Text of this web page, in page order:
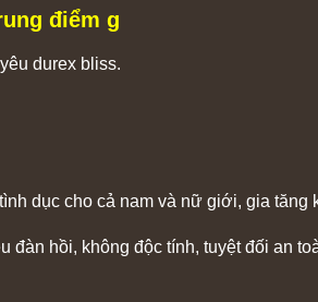
điểm g
durex bliss.
dục cho cả nam và nữ giới, gia
đàn hồi, không độc tính, tuyệt đối an